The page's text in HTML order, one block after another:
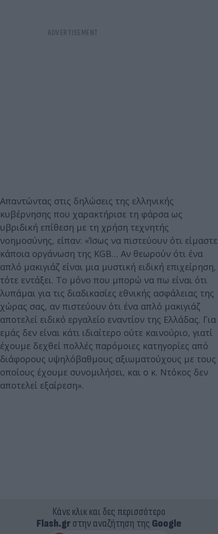
Απαντώντας στις δηλώσεις της ελληνικής
κυβέρνησης που χαρακτήρισε τη φάρσα ως
υβριδική επίθεση με τη χρήση τεχνητής
νοημοσύνης, είπαν: «Ίσως να πιστεύουν ότι είμαστε
κάποια οργάνωση της KGB… Αν θεωρούν ότι ένα
απλό μακιγιάζ είναι μια μυστική ειδική επιχείρηση,
τότε εντάξει. Το μόνο που μπορώ να πω είναι ότι
λυπάμαι για τις διαδικασίες εθνικής ασφάλειας της
χώρας σας, αν πιστεύουν ότι ένα απλό μακιγιάζ
αποτελεί ειδικό εργαλείο εναντίον της Ελλάδας. Για
εμάς δεν είναι κάτι ιδιαίτερο ούτε καινούριο, γιατί
έχουμε δεχθεί πολλές παρόμοιες κατηγορίες από
διάφορους υψηλόβαθμους αξιωματούχους με τους
οποίους έχουμε συνομιλήσει, και ο κ. Ντόκος δεν
αποτελεί εξαίρεση».
Κάνε κλικ και δες περισσότερο
Flash.grστην αναζήτηση της Google